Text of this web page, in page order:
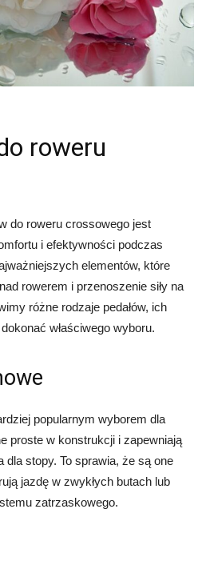
roweru
do roweru crossowego jest
i efektywności podczas
elementów, które
rowerem i przenoszenie siły na
różne rodzaje pedałów, ich
właściwego wyboru.
popularnym wyborem dla
proste w konstrukcji i zapewniają
dla stopy. To sprawia, że są one
jazdę w zwykłych butach lub
zatrzaskowego.